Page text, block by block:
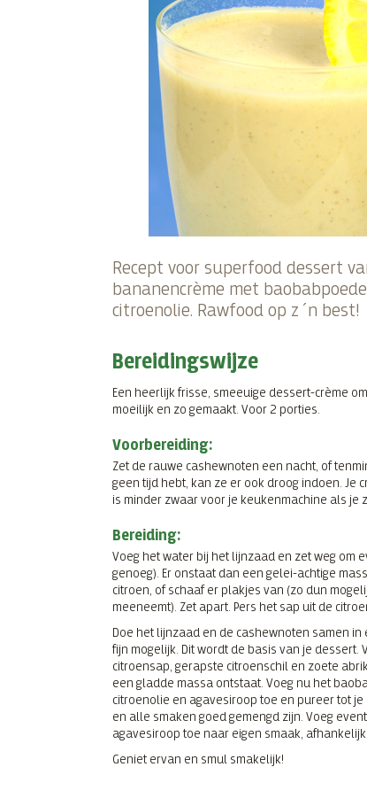
Recept voor superfood dessert
bananencrème met
citroenolie. Rawfood op z´n best!
Bereidingswijze
Een heerlijk frisse, smeeuige dessert-crème
moeilijk en zo gemaakt. Voor 2 porties.
Voorbereiding:
Zet de rauwe cashewnoten een nacht, of
geen tijd hebt, kan ze er ook droog indoen. Je
is minder zwaar voor je keukenmachine als je
Bereiding:
Voeg het water bij het lijnzaad en zet weg om
genoeg). Er onstaat dan een gelei-achtige
citroen, of schaaf er plakjes van (zo dun
meeneemt). Zet apart. Pers het sap uit de
Doe het lijnzaad en de cashewnoten samen
fijn mogelijk. Dit wordt de basis van je dessert.
citroensap, gerapste citroenschil en zoete
een gladde massa ontstaat. Voeg nu het
citroenolie en agavesiroop toe en pureer tot
en alle smaken goed gemengd zijn. Voeg
agavesiroop toe naar eigen smaak,
Geniet ervan en smul smakelijk!